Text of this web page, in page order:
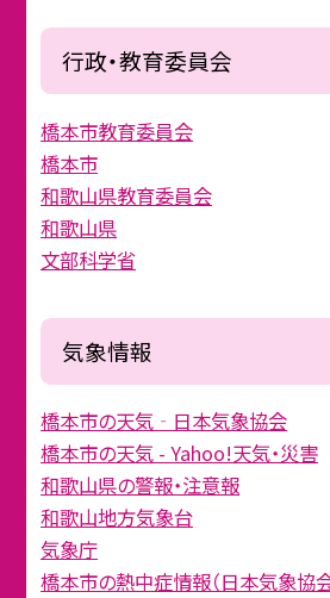
行政・教育委員会
橋本市教育委員会
橋本市
和歌山県教育委員会
和歌山県
文部科学省
気象情報
橋本市の天気‐日本気象協会
橋本市の天気 - Yahoo!天気・災害
和歌山県の警報・注意報
和歌山地方気象台
気象庁
橋本市の熱中症情報（日本気象協会